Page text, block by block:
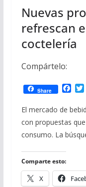
Nuevas
refrescan
coctelería
Compártelo:
Share
F
c
e
b
o
i
t
t
El mercado de
con propuestas
consumo. La
Comparte esto:
X